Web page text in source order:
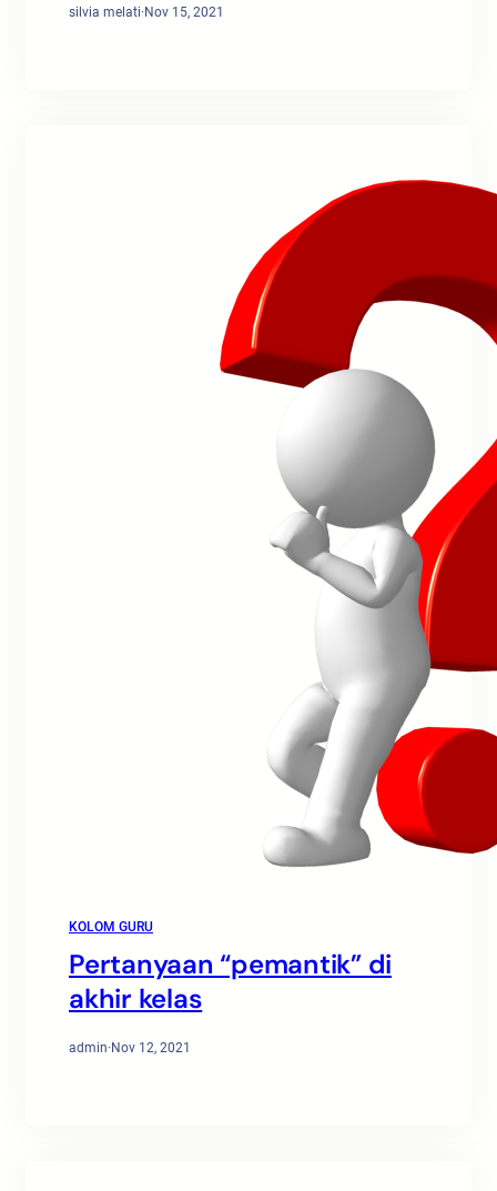
silvia melati·Nov 15, 2021
KOLOM GURU
Pertanyaan “pemantik” di
akhir kelas
admin·Nov 12, 2021